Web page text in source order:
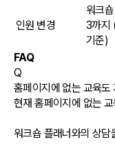
인원 변경
워크
3까지
기준)
FAQ
Q
홈페이지에 없는 교육도
현재 홈페이지에 없는
워크숍 플래너와의 상담